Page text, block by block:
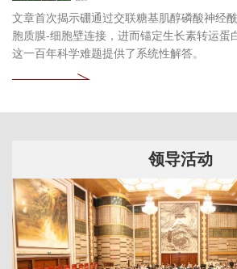
文章首次揭示硼通过交联糖基肌醇磷酸神经
胞质膜-细胞壁连接，进而锚定生长素转运蛋
这一百年科学难题提供了系统性解答。
领导活动